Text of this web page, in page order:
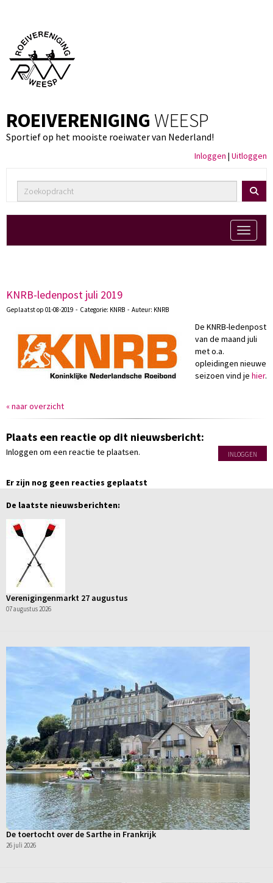
ROEIVERENIGING WEESP
Sportief op het mooiste roeiwater van Nederland!
Inloggen | Uitloggen
Toggle
KNRB-ledenpost juli 2019
Geplaatst op 01-08-2019 - Categorie: KNRB - Auteur: KNRB
De KNRB-ledenpost
van de maand juli
met o.a.
opleidingen nieuwe
seizoen vind je hier.
« naar overzicht
Plaats een reactie op dit nieuwsbericht:
Inloggen om een reactie te plaatsen. INLOGGEN
Er zijn nog geen reacties geplaatst
De laatste nieuwsberichten:
Verenigingenmarkt 27 augustus
07 augustus 2026
De toertocht over de Sarthe in Frankrijk
26 juli 2026